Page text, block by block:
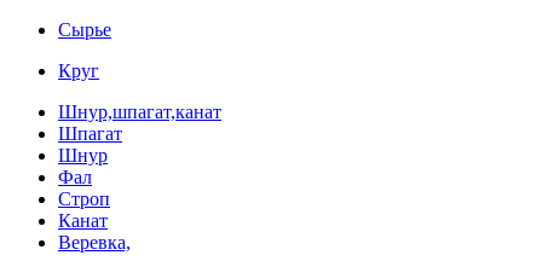
Сырье
Круг
Шнур,шпагат,канат
Шпагат
Шнур
Фал
Строп
Канат
Веревка,